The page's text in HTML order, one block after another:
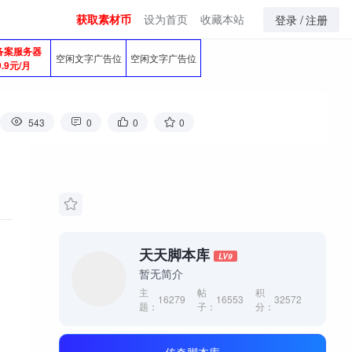
获取素材币 设为首页 收藏本站 登录 /注册
案服务器
元/月
空闲文字广告位 空闲文字广告位
543 0 0 0
天天脚本库 LV9
暂无简介
主
题：
16279
帖
子：
16553
积
分：
32572